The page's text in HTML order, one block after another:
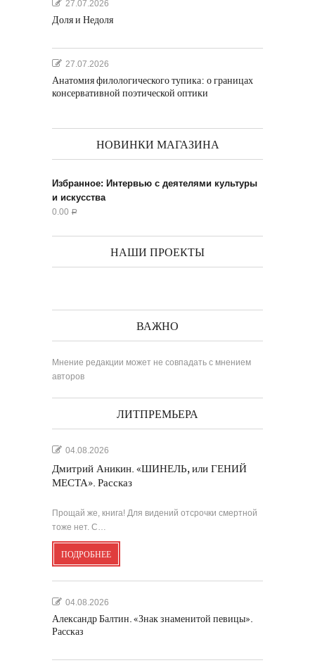
27.07.2026
Доля и Недоля
27.07.2026
Анатомия филологического тупика: о границах
консервативной поэтической оптики
НОВИНКИ МАГАЗИНА
Избранное: Интервью с деятелями культуры
и искусства
0.00 Р
НАШИ ПРОЕКТЫ
ВАЖНО
Мнение редакции может не совпадать с мнением
авторов
ЛИТПРЕМЬЕРА
04.08.2026
Дмитрий Аникин. «ШИНЕЛЬ, или ГЕНИЙ
МЕСТА». Рассказ
Прощай же, книга! Для видений отсрочки смертной
тоже нет. С…
ПОДРОБНЕЕ
04.08.2026
Александр Балтин. «Знак знаменитой певицы».
Рассказ